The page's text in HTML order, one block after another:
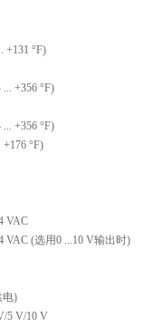
+131 °F)
... +356 °F)
... +356 °F)
+176 °F)
VAC
VAC (选用0 ...10 V输出时)
电)
5 V/10 V